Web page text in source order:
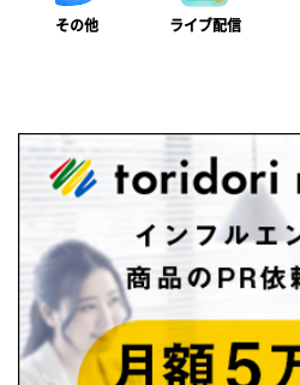
その他 ライブ配信